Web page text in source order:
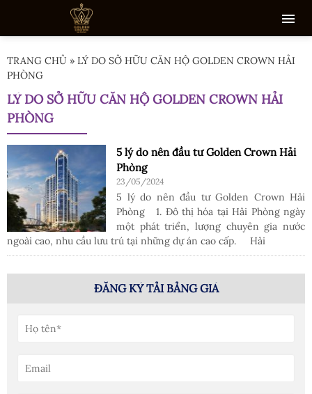
TRANG CHỦ » LÝ DO SỞ HỮU CĂN HỘ GOLDEN CROWN HẢI
PHÒNG
LÝ DO SỞ HỮU CĂN HỘ GOLDEN CROWN HẢI
PHÒNG
5 lý do nên đầu tư Golden Crown Hải
Phòng
23/05/2024
5 lý do nên đầu tư Golden Crown Hải
Phòng 1. Đô thị hóa tại Hải Phòng ngày
một phát triển, lượng chuyên gia nước
ngoài cao, nhu cầu lưu trú tại những dự án cao cấp. Hải
ĐĂNG KÝ TẢI BẢNG GIÁ